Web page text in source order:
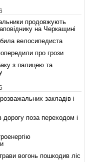
продовжують
на Черкащині
велосипедиста
про грози
з палицею та
закладів і
дорогу поза переходом і
вогонь пошкодив ліс